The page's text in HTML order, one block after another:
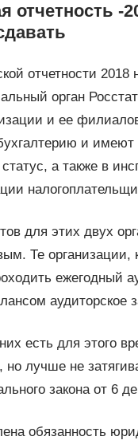
отчетность -
отчетности 2018
орган
и ее
и имеют
а также в
для этих двух
Те организации,
ежегодный
аудиторское
есть для этого
но лучше не
закона от 6
обязанность